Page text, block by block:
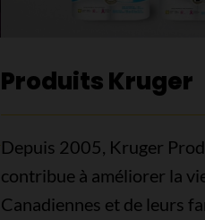
Produits Kruger
Depuis 2005, Kruger
contribue à améliorer la
Canadiennes et de leurs